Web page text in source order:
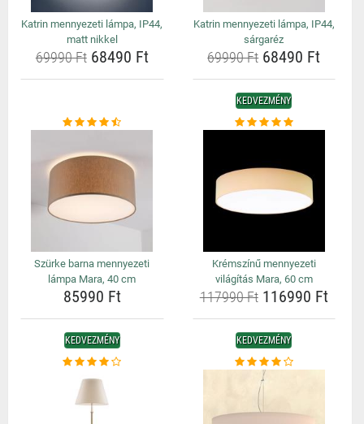
Katrin mennyezeti lámpa, IP44,
matt nikkel
69990 Ft68490 Ft
Katrin mennyezeti lámpa, IP44,
sárgaréz
69990 Ft68490 Ft
Szürke barna mennyezeti
lámpa Mara, 40 cm
85990 Ft
KEDVEZMÉNY
Krémszínű mennyezeti
világítás Mara, 60 cm
117990 Ft116990 Ft
KEDVEZMÉNY KEDVEZMÉNY